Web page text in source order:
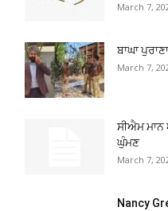
March 7,
ਬਾਘਾ
March 7,
ਸੀਐਮ ਮਾਨ
ਘੁੰਮਣ
March 7,
Nancy